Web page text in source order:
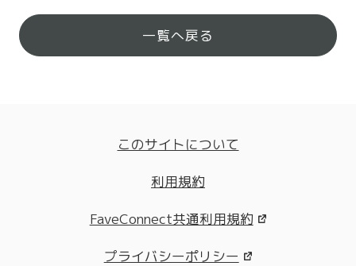
一覧へ戻る
このサイトについて
利用規約
FaveConnect共通利用規約
プライバシーポリシー